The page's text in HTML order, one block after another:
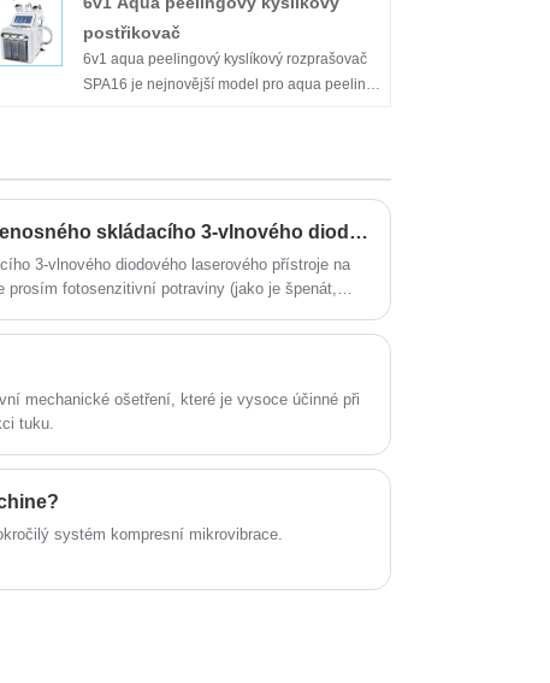
lifting obličeje, odstranění vrásek atd. Je
velmi vhodný pro kosmetické salony pro
rozšíření nových služeb.
postřikovač
6v1 aqua peelingový kyslíkový rozprašovač
SPA16 je nejnovější model pro aqua peeling,
a domácí osobní použití. Má účinné výsledky
odstranění černých teček, proti stárnutí a
úlevu od akné.
Opatření pro používání přenosného skládacího 3-vlnového diodového laserového zařízení na odstraňování chloupků
3-vlnového diodového laserového přístroje na
prosím fotosenzitivní potraviny (jako je špenát,
produkty nesmí způsobovat záblesky.
mechanické ošetření, které je vysoce účinné při
tuku.
systém kompresní mikrovibrace.